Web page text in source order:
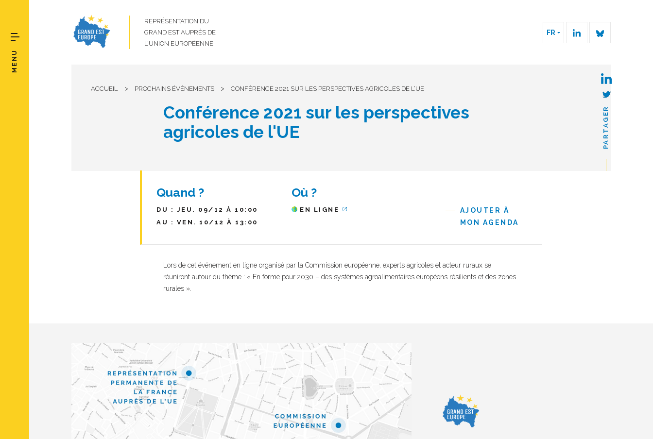
REPRÉSENTATION DU
GRAND EST AUPRÈS DE
L’UNION EUROPÉENNE
FR
MENU
ACCUEIL > PROCHAINS ÉVÉNEMENTS > CONFÉRENCE 2021 SUR LES PERSPECTIVES AGRICOLES DE L’UE
Conférence 2021 sur les perspectives
agricoles de l'UE
PARTAGER
Quand ?
DU : JEU. 09/12 À 10:00
AU : VEN. 10/12 À 13:00
Où ?
EN LIGNE
AJOUTER À
MON AGENDA
Lors de cet événement en ligne organisé par la Commission européenne, experts agricoles et acteur ruraux se
réuniront autour du thème : « En forme pour 2030 – des systèmes agroalimentaires européens résilients et des zones
rurales ».